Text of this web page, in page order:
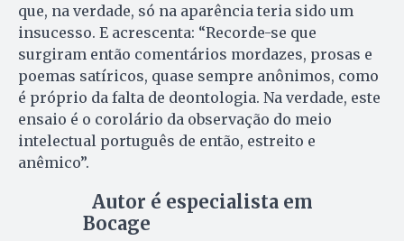
que, na verdade, só na aparência teria sido um
insucesso. E acrescenta: “Recorde-se que
surgiram então comentários mordazes, prosas e
poemas satíricos, quase sempre anônimos, como
é próprio da falta de deontologia. Na verdade, este
ensaio é o corolário da observação do meio
intelectual português de então, estreito e
anêmico”.
Autor é especialista em
Bocage